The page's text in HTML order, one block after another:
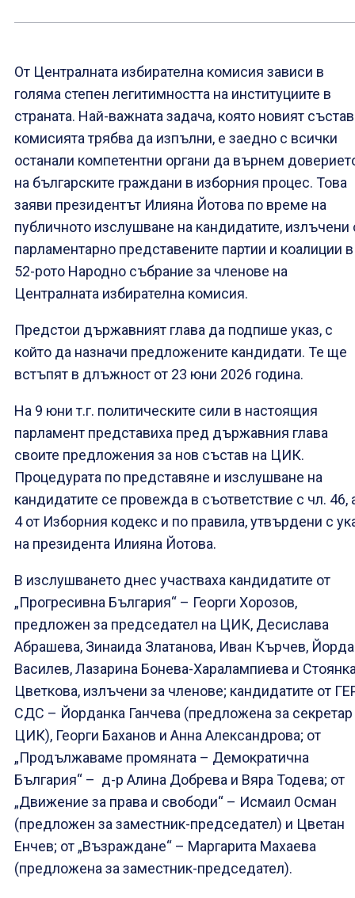
От Централната избирателна комисия зависи в
голяма степен легитимността на институциите в
страната. Най-важната задача, която новият
комисията трябва да изпълни, е заедно с всички
останали компетентни органи да върнем
на българските граждани в изборния процес. Това
заяви президентът Илияна Йотова по време на
публичното изслушване на кандидатите, излъчени
парламентарно представените партии и коалиции в
52-рото Народно събрание за членове на
Централната избирателна комисия.
Предстои държавният глава да подпише указ, с
който да назначи предложените кандидати. Те ще
встъпят в длъжност от 23 юни 2026 година.
На 9 юни т.г. политическите сили в настоящия
парламент представиха пред държавния глава
своите предложения за нов състав на ЦИК.
Процедурата по представяне и изслушване на
кандидатите се провежда в съответствие с чл. 46,
4 от Изборния кодекс и по правила, утвърдени с
на президента Илияна Йотова.
В изслушването днес участваха кандидатите от
„Прогресивна България“ – Георги Хорозов,
предложен за председател на ЦИК, Десислава
Абрашева, Зинаида Златанова, Иван Кърчев,
Василев, Лазарина Бонева-Харалампиева и
Цветкова, излъчени за членове; кандидатите от
СДС – Йорданка Ганчева (предложена за секретар
ЦИК), Георги Баханов и Анна Александрова; от
„Продължаваме промяната – Демократична
България“ – д-р Алина Добрева и Вяра Тодева; от
„Движение за права и свободи“ – Исмаил Осман
(предложен за заместник-председател) и Цветан
Енчев; от „Възраждане“ – Маргарита Махаева
(предложена за заместник-председател).